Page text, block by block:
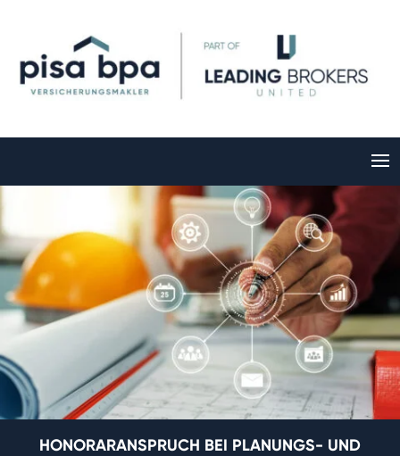
HONORARANSPRUCH BEI PLANUNGS- UND